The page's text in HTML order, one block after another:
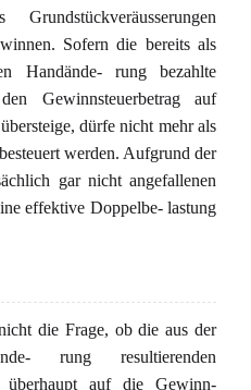
Sofern die bereits als
Handände- rung bezahlte
Gewinnsteuerbetrag auf
dürfe nicht mehr als
werden. Aufgrund der
gar nicht angefallenen
effektive Doppelbe- lastung
die Frage, ob die aus der
rung resultierenden
überhaupt auf die Gewinn-